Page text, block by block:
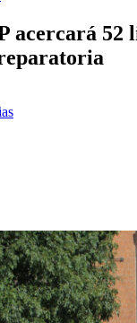
acercará 52